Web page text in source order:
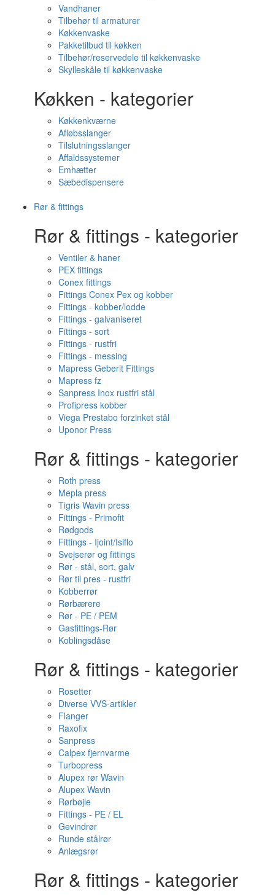
Vandhaner
Tilbehør til armaturer
Køkkenvaske
Pakketilbud til køkken
Tilbehør/reservedele til køkkenvaske
Skylleskåle til køkkenvaske
Køkken - kategorier
Køkkenkværne
Afløbsslanger
Tilslutningsslanger
Affaldssystemer
Emhætter
Sæbedispensere
Rør & fittings
Rør & fittings - kategorier
Ventiler & haner
PEX fittings
Conex fittings
Fittings Conex Pex og kobber
Fittings - kobber/lodde
Fittings - galvaniseret
Fittings - sort
Fittings - rustfri
Fittings - messing
Mapress Geberit Fittings
Mapress fz
Sanpress Inox rustfri stål
Profipress kobber
Viega Prestabo forzinket stål
Uponor Press
Rør & fittings - kategorier
Roth press
Mepla press
Tigris Wavin press
Fittings - Primofit
Rødgods
Fittings - Ijoint/Isiflo
Svejserør og fittings
Rør - stål, sort, galv
Rør til pres - rustfri
Kobberrør
Rørbærere
Rør - PE / PEM
Gasfittings-Rør
Koblingsdåse
Rør & fittings - kategorier
Rosetter
Diverse VVS-artikler
Flanger
Raxofix
Sanpress
Calpex fjernvarme
Turbopress
Alupex rør Wavin
Alupex Wavin
Rørbøjle
Fittings - PE / EL
Gevindrør
Runde stålrør
Anlægsrør
Rør & fittings - kategorier